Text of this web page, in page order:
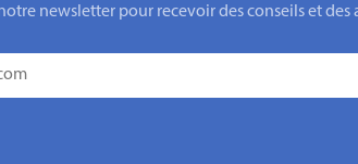
newsletter pour recevoir des conseils et des